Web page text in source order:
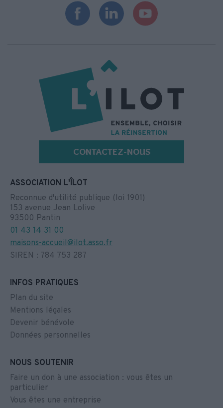
CONTACTEZ-NOUS
ASSOCIATION L'ÎLOT
Reconnue d'utilité publique (loi 1901)
153 avenue Jean Lolive
93500 Pantin
01 43 14 31 00
maisons-accueil@ilot.asso.fr
SIREN : 784 753 287
INFOS PRATIQUES
Plan du site
Mentions légales
Devenir bénévole
Données personnelles
NOUS SOUTENIR
Faire un don à une association : vous êtes un
particulier
Vous êtes une entreprise